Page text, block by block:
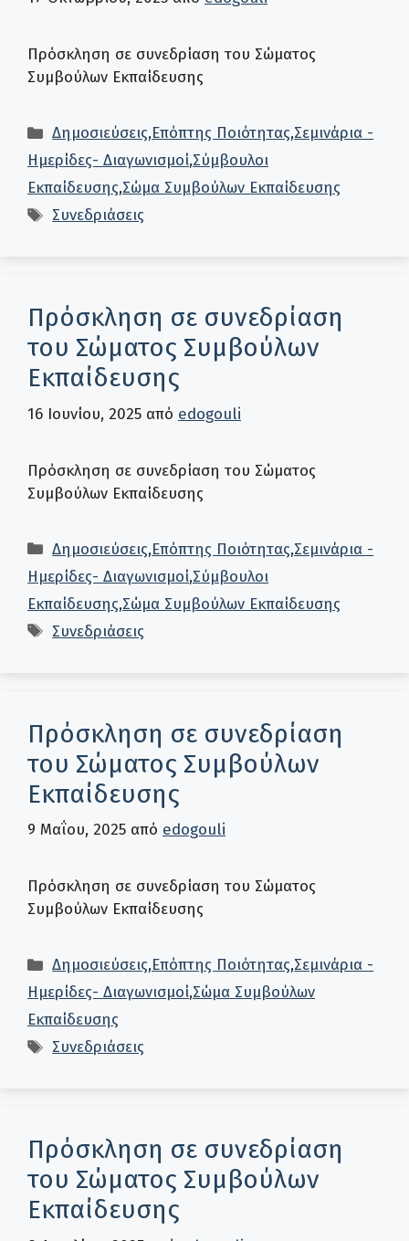
Πρόσκληση σε συνεδρίαση του Σώματος
Συμβούλων Εκπαίδευσης
Κατηγορίες
Δημοσιεύσεις,Επόπτης Ποιότητας,Σεμινάρια -
Ημερίδες- Διαγωνισμοί,Σύμβουλοι
Εκπαίδευσης,Σώμα Συμβούλων Εκπαίδευσης
Ετικέτες
Συνεδριάσεις
Πρόσκληση σε συνεδρίαση
του Σώματος Συμβούλων
Εκπαίδευσης
16 Ιουνίου, 2025 από edogouli
Πρόσκληση σε συνεδρίαση του Σώματος
Συμβούλων Εκπαίδευσης
Κατηγορίες
Δημοσιεύσεις,Επόπτης Ποιότητας,Σεμινάρια -
Ημερίδες- Διαγωνισμοί,Σύμβουλοι
Εκπαίδευσης,Σώμα Συμβούλων Εκπαίδευσης
Ετικέτες
Συνεδριάσεις
Πρόσκληση σε συνεδρίαση
του Σώματος Συμβούλων
Εκπαίδευσης
9 Μαΐου, 2025 από edogouli
Πρόσκληση σε συνεδρίαση του Σώματος
Συμβούλων Εκπαίδευσης
Κατηγορίες
Δημοσιεύσεις,Επόπτης Ποιότητας,Σεμινάρια -
Ημερίδες- Διαγωνισμοί,Σώμα Συμβούλων
Εκπαίδευσης
Ετικέτες
Συνεδριάσεις
Πρόσκληση σε συνεδρίαση
του Σώματος Συμβούλων
Εκπαίδευσης